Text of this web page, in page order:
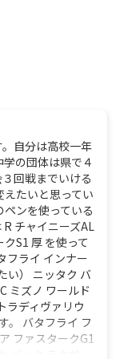
自分は高校一年
の団体は県で４
回戦までいける
たいと思ってい
ンを使っている
チャイニーズAL
S1 厚 を使って
フライ インナー
い） ニッタク バ
ミズノ ワールド
ラディヴァリウ
。 バタフライ フ
ファスタークG1